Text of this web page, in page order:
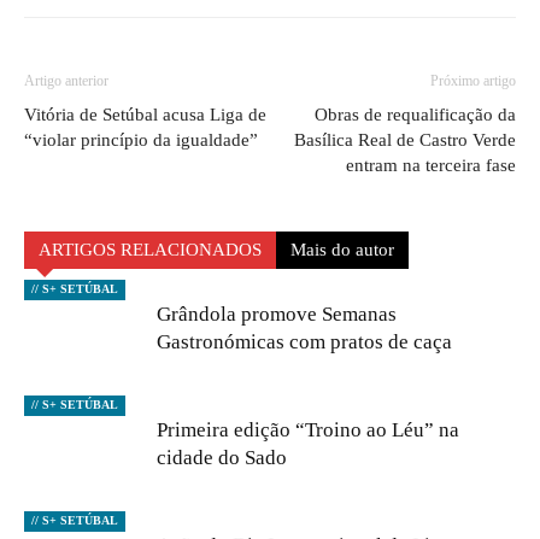
Artigo anterior
Vitória de Setúbal acusa Liga de
“violar princípio da igualdade”
Próximo artigo
Obras de requalificação da
Basílica Real de Castro Verde
entram na terceira fase
ARTIGOS RELACIONADOS Mais do autor
// S+ SETÚBAL
Grândola promove Semanas
Gastronómicas com pratos de caça
// S+ SETÚBAL
Primeira edição “Troino ao Léu” na
cidade do Sado
// S+ SETÚBAL